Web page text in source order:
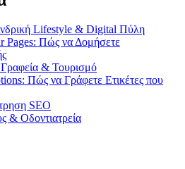
Lifestyle & Digital Πύλη
Pages: Πώς να Δομήσετε
Γραφεία & Τουρισμό
Πώς να Γράφετε Ετικέτες που
SEO
& Οδοντιατρεία